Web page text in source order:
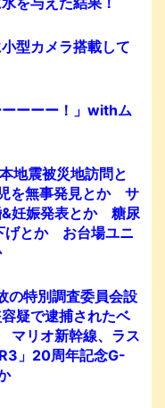
型カメラ搭載して
ーーー！」withム
震被災地訪問と
を無事発見とか サ
&妊娠発表とか 糖尿
げとか お台場ユニ
特別調査委員会設
疑で逮捕されたベ
マリオ新幹線、ラス
」20周年記念G-